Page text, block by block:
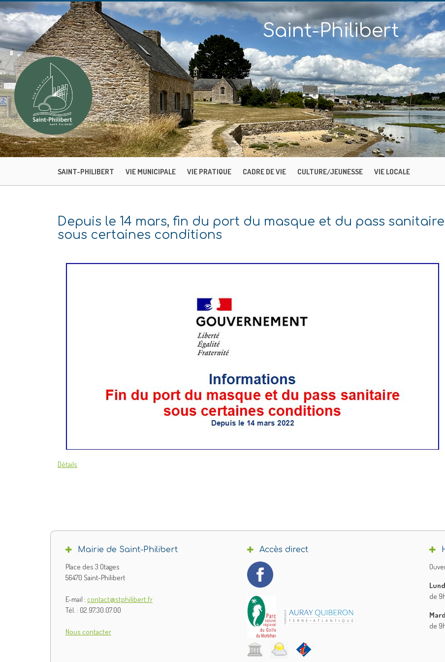
Saint-Philibert
SAINT-PHILIBERT VIE MUNICIPALE VIE PRATIQUE CADRE DE VIE CULTURE/JEUNESSE VIE LOCALE
Depuis le 14 mars, fin du port du masque et du pass sanitaire
sous certaines conditions
Détails
Mairie de Saint-Philibert
Place des 3 Otages
56470 Saint-Philibert
E-mail : contact@stphilibert.fr
Tél. : 02.97.30.07.00
Nous contacter
Accès direct
de
de